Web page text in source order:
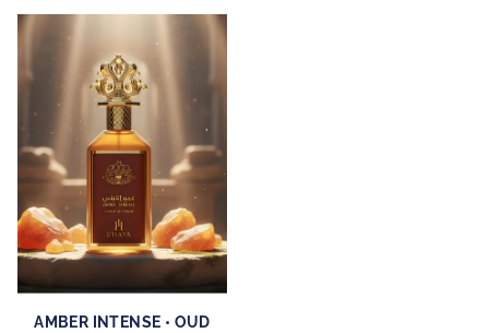
AMBER INTENSE • OUD